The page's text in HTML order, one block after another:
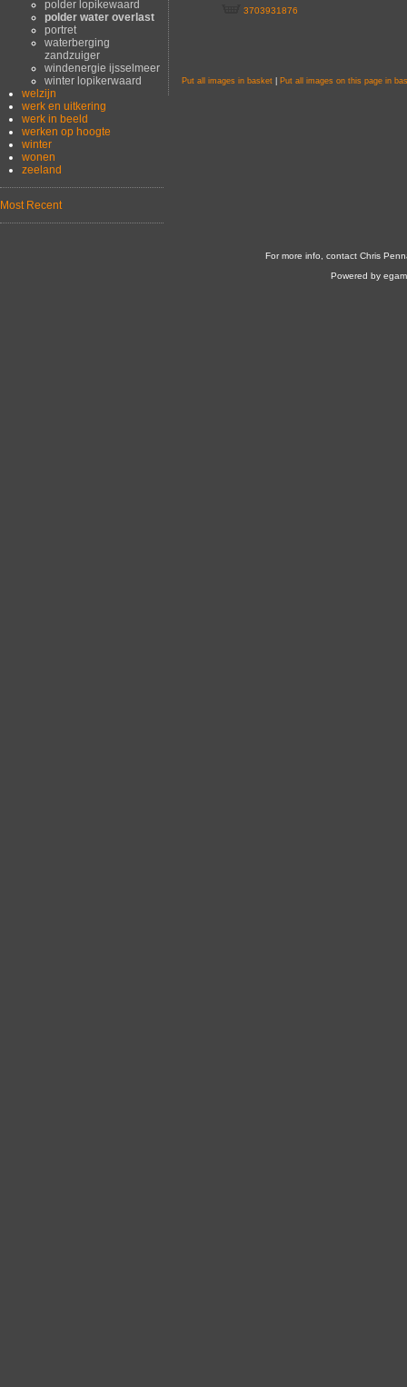
polder lopikewaard
polder water overlast
portret
waterberging
zandzuiger
windenergie ijsselmeer
winter lopikerwaard
welzijn
werk en uitkering
werk in beeld
werken op hoogte
winter
wonen
zeeland
Most Recent
3703931876
Put all images in basket Put all images on this page in
For more info, contact Chris
Powered by